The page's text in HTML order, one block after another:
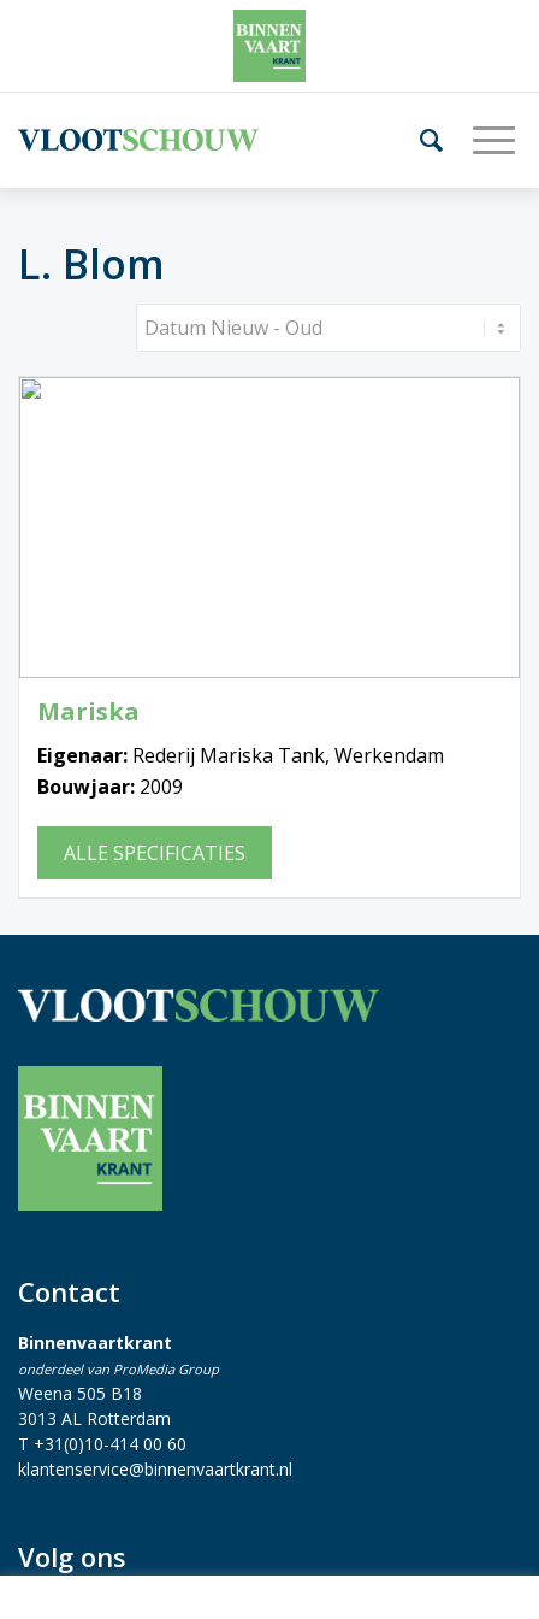
L. Blom
Mariska
Eigenaar: Rederij Mariska Tank, Werkendam
Bouwjaar: 2009
ALLE SPECIFICATIES
Contact
Binnenvaartkrant
onderdeel van ProMedia Group
Weena 505 B18
3013 AL Rotterdam
T +31(0)10-414 00 60
klantenservice@binnenvaartkrant.nl
Volg ons